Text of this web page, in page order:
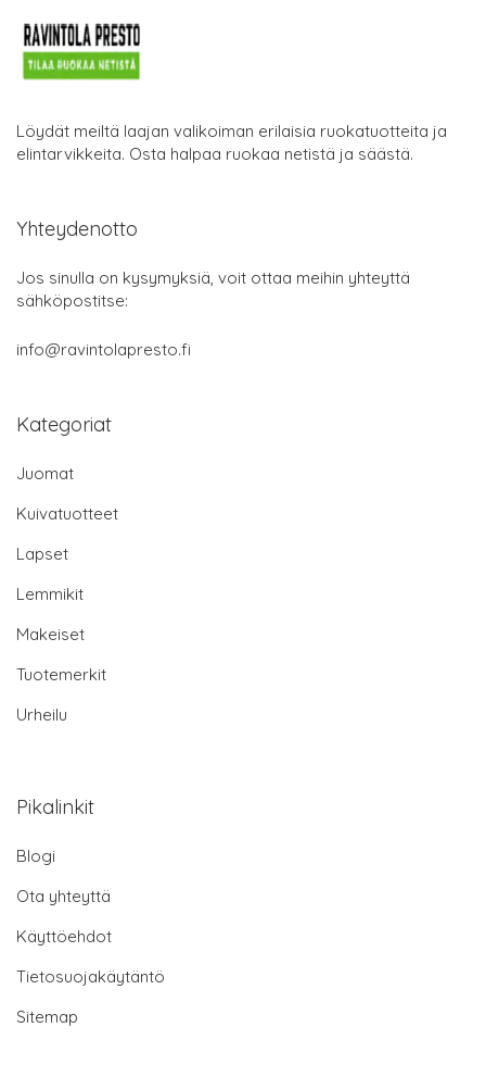
Löydät meiltä laajan valikoiman erilaisia ruokatuotteita ja
elintarvikkeita. Osta halpaa ruokaa netistä ja säästä.
Yhteydenotto
Jos sinulla on kysymyksiä, voit ottaa meihin yhteyttä
sähköpostitse:
info@ravintolapresto.fi
Kategoriat
Juomat
Kuivatuotteet
Lapset
Lemmikit
Makeiset
Tuotemerkit
Urheilu
Pikalinkit
Blogi
Ota yhteyttä
Käyttöehdot
Tietosuojakäytäntö
Sitemap